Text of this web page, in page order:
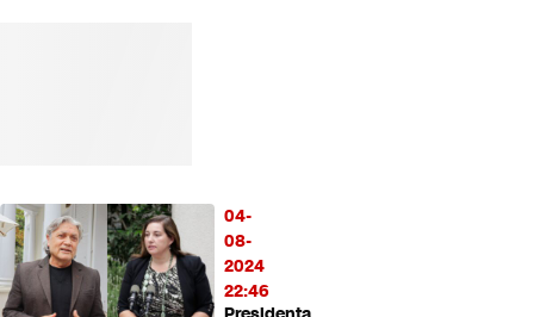
04-
08-
2024
22:46